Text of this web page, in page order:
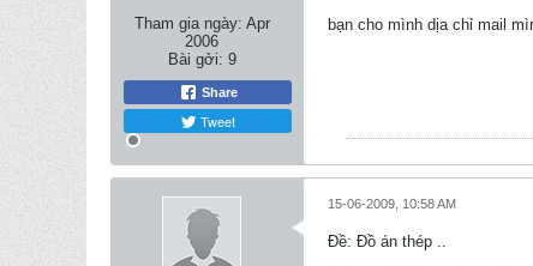
Tham gia ngày: Apr
2006
Bài gởi: 9
Share
Tweet
bạn cho mình dịa chỉ mail
15-06-2009, 10:58 AM
Ðề: Đồ án thép ..